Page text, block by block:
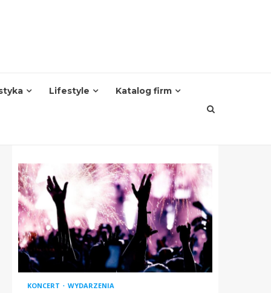
Lifestyle Katalog firm
KONCERT WYDARZENIA